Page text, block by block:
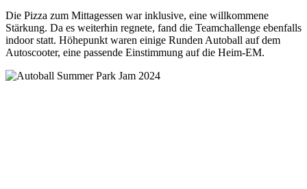
Die Pizza zum Mittagessen war inklusive, eine willkommene
Stärkung. Da es weiterhin regnete, fand die Teamchallenge ebenfalls
indoor statt. Höhepunkt waren einige Runden Autoball auf dem
Autoscooter, eine passende Einstimmung auf die Heim-EM.